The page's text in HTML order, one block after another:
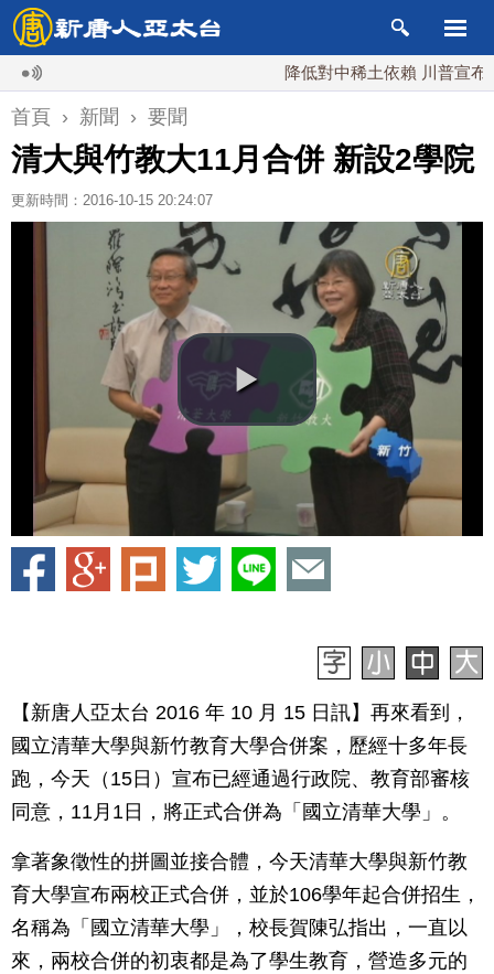
降低對中稀土依賴 川普宣布礦業投
首頁 › 新聞 › 要聞
清大與竹教大11月合併 新設2學院
更新時間：2016-10-15 20:24:07
【新唐人亞太台 2016 年 10 月 15 日訊】再來看到，
國立清華大學與新竹教育大學合併案，歷經十多年長
跑，今天（15日）宣布已經通過行政院、教育部審核
同意，11月1日，將正式合併為「國立清華大學」。
拿著象徵性的拼圖並接合體，今天清華大學與新竹教
育大學宣布兩校正式合併，並於106學年起合併招生，
名稱為「國立清華大學」，校長賀陳弘指出，一直以
來，兩校合併的初衷都是為了學生教育，營造多元的